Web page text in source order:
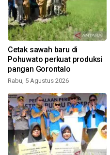
Cetak sawah baru di
Pohuwato perkuat produksi
pangan Gorontalo
Rabu, 5 Agustus 2026